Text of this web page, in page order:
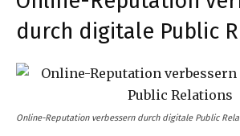
durch digitale Public
Online-Reputation verbessern durch digitale Public